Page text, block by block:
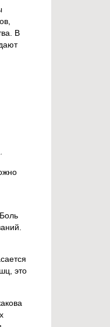
В
это